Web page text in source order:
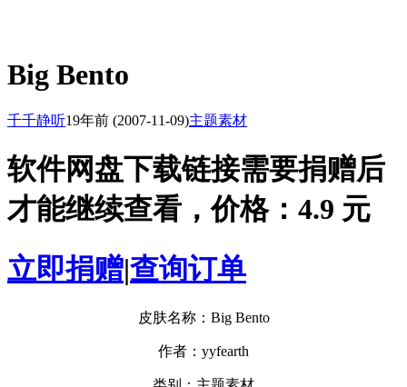
Big Bento
千千静听19年前 (2007-11-09)主题素材
软件网盘下载链接需要捐赠后
才能继续查看，价格：4.9 元
立即捐赠|查询订单
皮肤名称：Big Bento
作者：yyfearth